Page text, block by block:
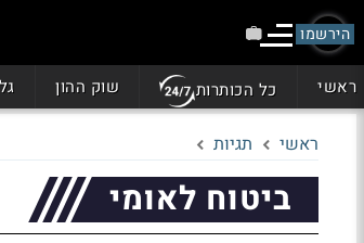
הירשמו
ראשי כל הכותרות שוק ההון
ראשי תגיות
ביטוח לאומי